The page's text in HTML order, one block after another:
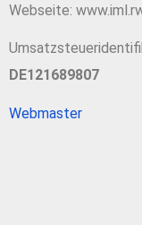
Webseite:
DE121689807
Webmaster